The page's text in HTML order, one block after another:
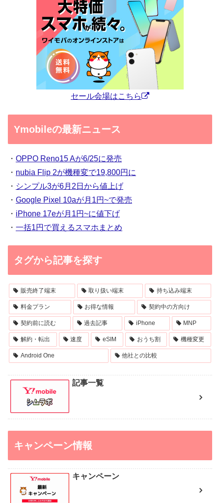
セール会場はこちら
Ymobileの最新ニュース
・ OPPO Reno15 Aが6/25に発売
・ nubia Flip 2が機種変で19,800円に
・ シンプル3が6月2日から値上げ
・ Google Pixel 10aが月1円~で発売
・ iPhone 17eが月1円~に値下げ
・ 一括1円で買えるスマホまとめ
タグから記事を探す
販売終了端末 取り扱い端末 持ち込み端末
料金プラン お得な情報 契約中の方向け
契約前に読む 過去記事 iPhone MNP
解約・転出 速度 eSIM おうち割 機種変更
Android One 他社との比較
記事一覧
キャンペーン情報
キャンペーン